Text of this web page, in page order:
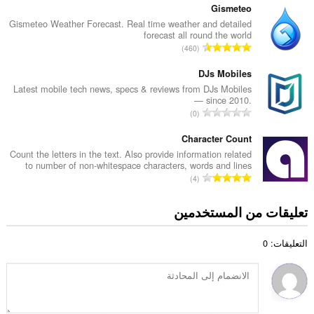
ج
م
ل
ي
ل
ل
ق
ي
ي
م
ت
:
د
د
ا
إ
ج
م
ل
ي
ل
ل
ي
ا
ت
Gismeteo
Gismeteo Weather Forecast. Real time weather and detailed
forecast all round the world
ا
ع
د
د
ا
إ
ج
م
ي
ل
ي
460
DJs Mobiles
Latest mobile tech news, specs & reviews from DJs Mobiles
— since 2010.
ا
ع
د
د
ا
إ
ج
ل
ي
0
Character Count
Count the letters in the text. Also provide information related
to number of non-whitespace characters, words and lines
ا
د
ل
إ
4
تعليقات من المستخدمين
التعليقات: 0